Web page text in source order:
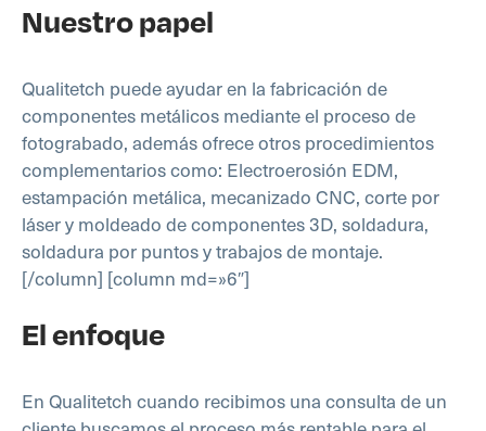
Nuestro papel
Qualitetch puede ayudar en la fabricación de
componentes metálicos mediante el proceso de
fotograbado, además ofrece otros procedimientos
complementarios como: Electroerosión EDM,
estampación metálica, mecanizado CNC, corte por
láser y moldeado de componentes 3D, soldadura,
soldadura por puntos y trabajos de montaje.
[/column] [column md=»6″]
El enfoque
En Qualitetch cuando recibimos una consulta de un